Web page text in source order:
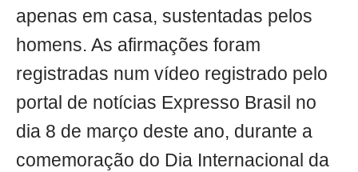
apenas em casa, sustentadas pelos
homens. As afirmações foram
registradas num vídeo registrado pelo
portal de notícias Expresso Brasil no
dia 8 de março deste ano, durante a
comemoração do Dia Internacional da